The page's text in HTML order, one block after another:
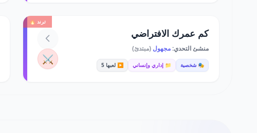
ترند 🔥
كم عمرك الافتراضي
منشئ التحدي:مجهول (مبتدئ)
🎭 شخصية 📁 إداري وإنساني ▶️ لعبها 5 ⚔️